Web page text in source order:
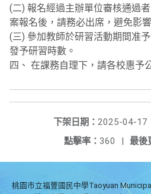
(二) 報名經過主辦單位審核通過
案報名後，請務必出席，避免影
(三) 參加教師於研習活動期間准
發予研習時數。
四、 在課務自理下，請各校惠予
下架日期： 2025-04-17
最後
點擊率： 360 |
桃園市立福豐國民中學Taoyuan